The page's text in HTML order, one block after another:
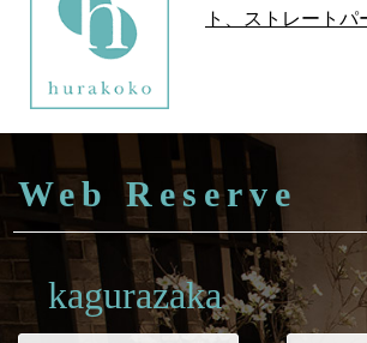
ト、ストレートパ
Web Reserve
kagurazaka